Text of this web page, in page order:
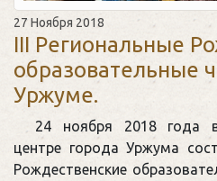
27 Ноября 2018
III Региональные
образовательные
Уржуме.
24 ноября 2018 года
центре города Уржума
Рождественские